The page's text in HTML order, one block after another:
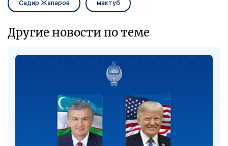
Садир Жапаров мактуб
Другие новости по теме